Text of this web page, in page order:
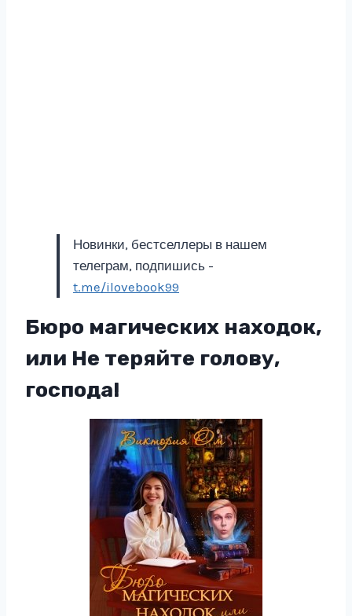
Новинки, бестселлеры в нашем
телеграм, подпишись -
t.me/ilovebook99
Бюро магических находок,
или Не теряйте голову,
господа!